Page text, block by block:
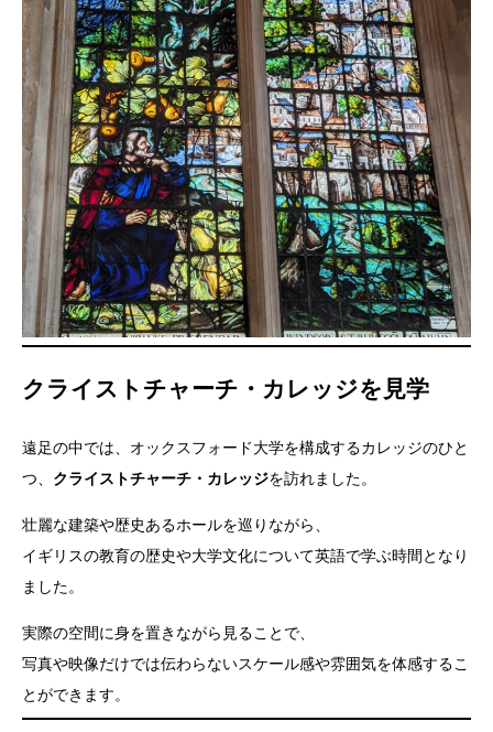
クライストチャーチ・カレッジを見学
遠足の中では、オックスフォード大学を構成するカレッジのひと
つ、 クライストチャーチ・カレッジを訪れました。
壮麗な建築や歴史あるホールを巡りながら、
イギリスの教育の歴史や大学文化について英語で学ぶ時間となり
ました。
実際の空間に身を置きながら見ることで、
写真や映像だけでは伝わらないスケール感や雰囲気を体感するこ
とができます。